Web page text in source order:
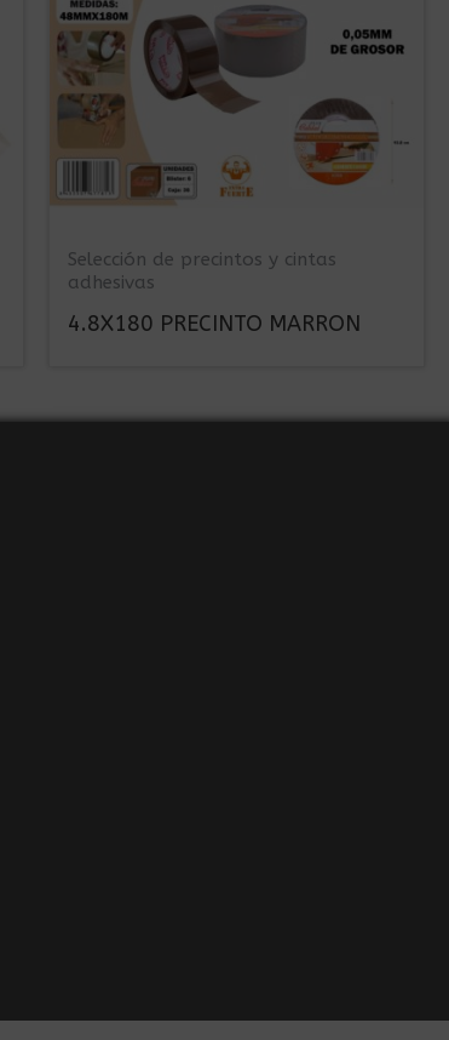
Selección de precintos y cintas
adhesivas
4.8X180 PRECINTO MARRON